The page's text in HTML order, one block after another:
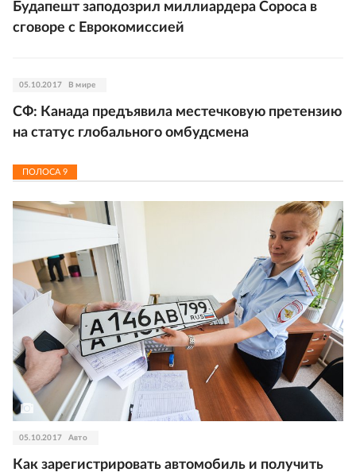
Будапешт заподозрил миллиардера Сороса в
сговоре с Еврокомиссией
05.10.2017 В мире
СФ: Канада предъявила местечковую претензию
на статус глобального омбудсмена
ПОЛОСА 9
05.10.2017 Авто
Как зарегистрировать автомобиль и получить